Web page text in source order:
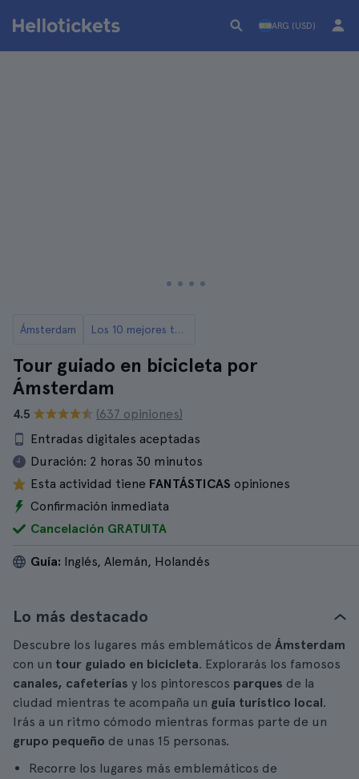
ARG (USD)
Ámsterdam Los 10 mejores tours en bicicleta por Amsterdam
Tour guiado en bicicleta por
Ámsterdam
4.5
(637 opiniones)
Entradas digitales aceptadas
Duración: 2 horas 30 minutos
Esta actividad tiene FANTÁSTICAS opiniones
Confirmación inmediata
Cancelación GRATUITA
Guía: Inglés, Alemán, Holandés
Lo más destacado
Descubre los lugares más emblemáticos de Ámsterdam
con un tour guiado en bicicleta. Explorarás los famosos
canales, cafeterías y los pintorescos parques de la
ciudad mientras te acompaña un guía turístico local.
Irás a un ritmo cómodo mientras formas parte de un
grupo pequeño de unas 15 personas.
Recorre los lugares más emblemáticos de